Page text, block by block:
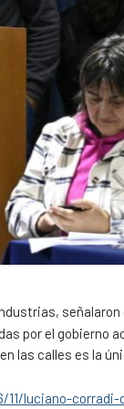
por el gobierno
las calles es la
11/luciano-